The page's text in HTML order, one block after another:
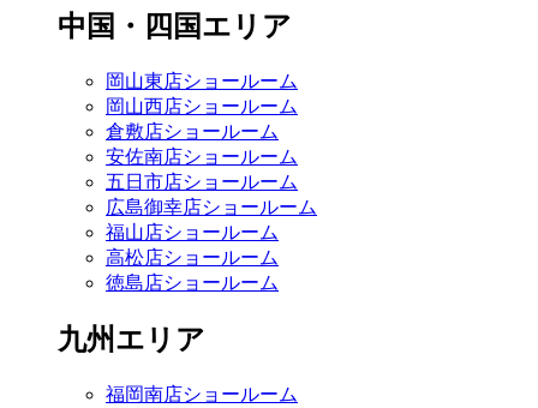
中国・四国エリア
岡山東店ショールーム
岡山西店ショールーム
倉敷店ショールーム
安佐南店ショールーム
五日市店ショールーム
広島御幸店ショールーム
福山店ショールーム
高松店ショールーム
徳島店ショールーム
九州エリア
福岡南店ショールーム